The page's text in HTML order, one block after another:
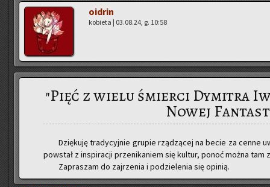
oidrin
ko­bie­ta | 03.08.24, g. 10:58
"Pięć z wielu śmierci Dymitra
Nowej
Dzię­ku­ję tra­dy­cyj­nie gru­pie rzą­dzą­cej na becie za cenne
po­wstał z in­spi­ra­cji prze­ni­ka­niem się kul­tur, ponoć można
Za­pra­szam do zaj­rze­nia i po­dzie­le­nia się opi­nią.